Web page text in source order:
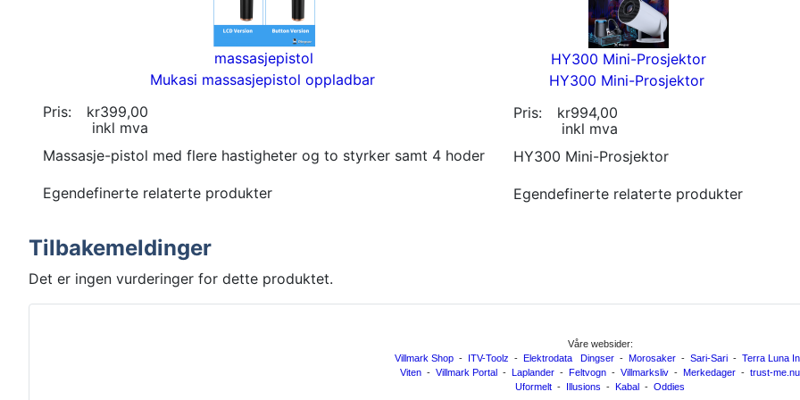
massasjepistol
Mukasi massasjepistol oppladbar
Pris:
kr399,00
inkl mva
Massasje-pistol med flere hastigheter og to styrker samt 4 hoder
Egendefinerte relaterte produkter
HY300 Mini-Prosjektor
HY300 Mini-Prosjektor
Pris:
kr994,00
inkl mva
HY300 Mini-Prosjektor
Egendefinerte relaterte produkter
Tilbakemeldinger
Det er ingen vurderinger for dette produktet.
Våre websider:
Villmark Shop - ITV-Toolz - Elektrodata Dingser - Morosaker - Sari-Sari - Terra Luna
Viten - Villmark Portal - Laplander - Feltvogn - Villmarksliv - Merkedager - trust-me.nu
Uformelt - Illusions - Kabal - Oddies